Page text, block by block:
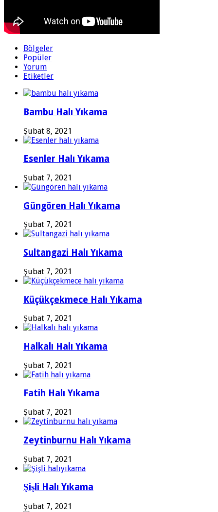
Bölgeler
Popüler
Yorum
Etiketler
Bambu Halı Yıkama
Şubat 8, 2021
Esenler Halı Yıkama
Şubat 7, 2021
Güngören Halı Yıkama
Şubat 7, 2021
Sultangazi Halı Yıkama
Şubat 7, 2021
Küçükçekmece Halı Yıkama
Şubat 7, 2021
Halkalı Halı Yıkama
Şubat 7, 2021
Fatih Halı Yıkama
Şubat 7, 2021
Zeytinburnu Halı Yıkama
Şubat 7, 2021
Şişli Halı Yıkama
Şubat 7, 2021